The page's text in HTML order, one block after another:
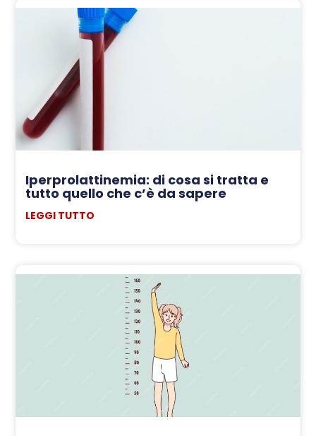
Iperprolattinemia: di cosa si tratta e
tutto quello che c’è da sapere
LEGGI TUTTO